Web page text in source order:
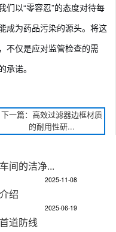
们以“零容忍”的态度对待每
成为药品污染的源头。将这
不仅是应对监管检查的需
诺。
下一篇：高效过滤器边框材质
的耐用性研...
间的洁净...
2025-11-08
绍
2025-06-19
道防线